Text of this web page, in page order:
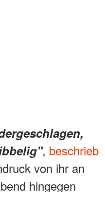
, beschrieb
von ihr an
hingegen